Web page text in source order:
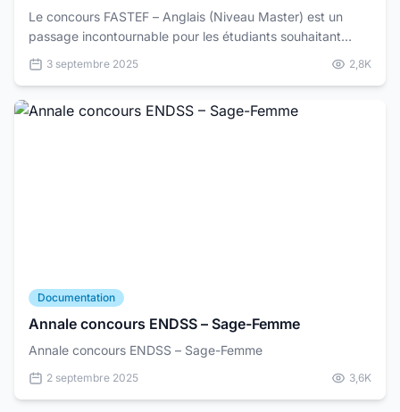
Le concours FASTEF – Anglais (Niveau Master) est un
passage incontournable pour les étudiants souhaitant
intégrer la Facult&e...
3 septembre 2025 2,8K
Documentation
Annale concours ENDSS – Sage-Femme
Annale concours ENDSS – Sage-Femme
2 septembre 2025 3,6K